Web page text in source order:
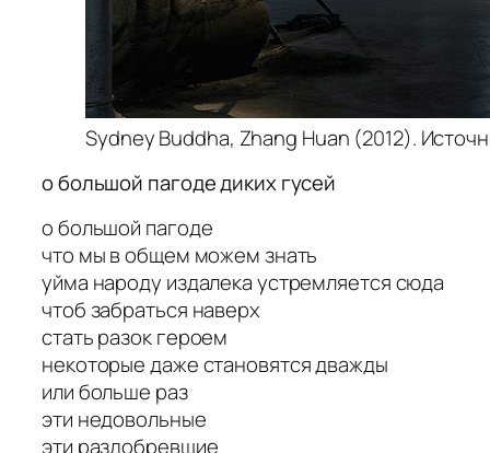
Sydney Buddha, Zhang Huan (2012).
о большой пагоде диких гусей
о большой пагоде
что мы в общем можем знать
уйма народу издалека устремляется сюда
чтоб забраться наверх
стать разок героем
некоторые даже становятся дважды
или больше раз
эти недовольные
эти раздобревшие